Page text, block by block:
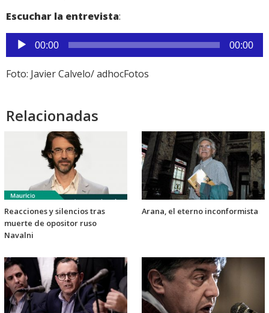
Escuchar la entrevista:
Reproductor
de
audio
00:00 00:00
Foto: Javier Calvelo/ adhocFotos
Relacionadas
Reacciones y silencios tras
muerte de opositor ruso
Navalni
Arana, el eterno inconformista